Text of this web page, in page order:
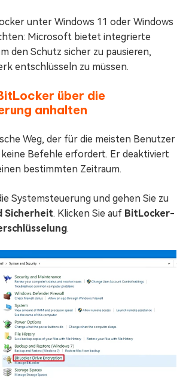
unter Windows 11 oder Windows
Microsoft bietet integrierte
den Schutz sicher zu pausieren,
entschlüsseln zu müssen.
über die
anhalten
Weg, der für die meisten Benutzer
Befehle erfordert. Er deaktiviert
bestimmten Zeitraum.
Systemsteuerung und gehen Sie zu
Sicherheit. Klicken Sie auf BitLocker-
.